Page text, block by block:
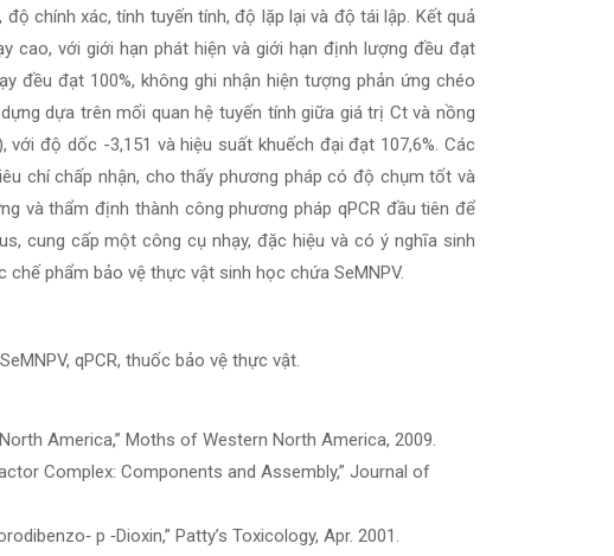
chính xác, tính tuyến tính, độ lặp lại và độ tái lập. Kết quả
cao, với giới hạn phát hiện và giới hạn định lượng đều đạt
đều đạt 100%, không ghi nhận hiện tượng phản ứng chéo
dựa trên mối quan hệ tuyến tính giữa giá trị Ct và nồng
độ dốc -3,151 và hiệu suất khuếch đại đạt 107,6%. Các
chí chấp nhận, cho thấy phương pháp có độ chụm tốt và
và thẩm định thành công phương pháp qPCR đầu tiên để
cung cấp một công cụ nhạy, đặc hiệu và có ý nghĩa sinh
phẩm bảo vệ thực vật sinh học chứa SeMNPV.
qPCR, thuốc bảo vệ thực vật.
America,” Moths of Western North America, 2009.
Complex: Components and Assembly,” Journal of
p ‐Dioxin,” Patty’s Toxicology, Apr. 2001.